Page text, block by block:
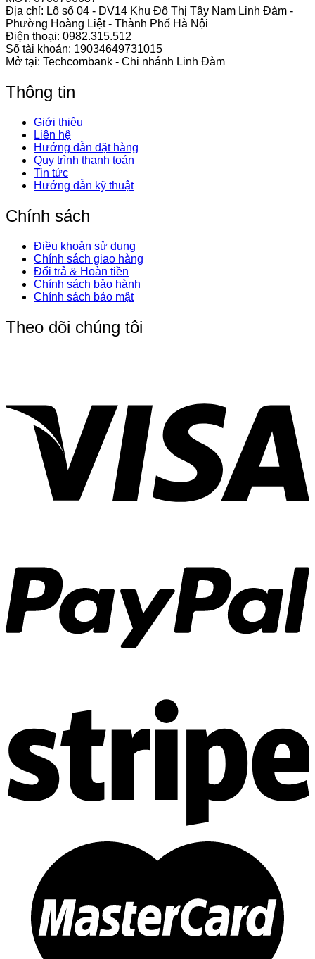
Địa chỉ: Lô số 04 - DV14 Khu Đô Thị Tây Nam Linh Đàm -
Phường Hoàng Liệt - Thành Phố Hà Nội
Điện thoại: 0982.315.512
Số tài khoản: 19034649731015
Mở tại: Techcombank - Chi nhánh Linh Đàm
Thông tin
Giới thiệu
Liên hệ
Hướng dẫn đặt hàng
Quy trình thanh toán
Tin tức
Hướng dẫn kỹ thuật
Chính sách
Điều khoản sử dụng
Chính sách giao hàng
Đổi trả & Hoàn tiền
Chính sách bảo hành
Chính sách bảo mật
Theo dõi chúng tôi